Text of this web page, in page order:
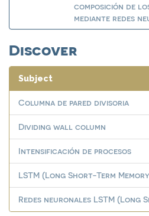
composición de
mediante redes
Discover
Subject
Columna de pared divisoria
Dividing wall column
Intensificación de procesos
LSTM (Long Short-Term
Redes neuronales LSTM (Long